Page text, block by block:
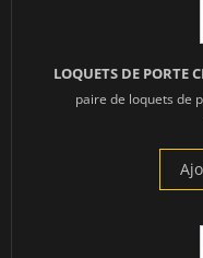
LOQUETS DE PORTE
paire de loquets de